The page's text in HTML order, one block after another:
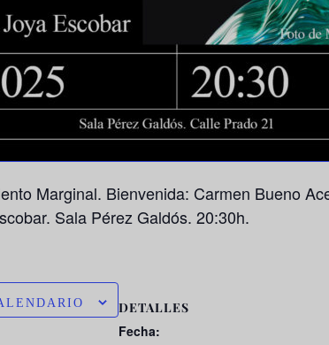
Marginal. Bienvenida: Carmen Bueno
Sala Pérez Galdós. 20:30h.
DETALLES
Fecha: